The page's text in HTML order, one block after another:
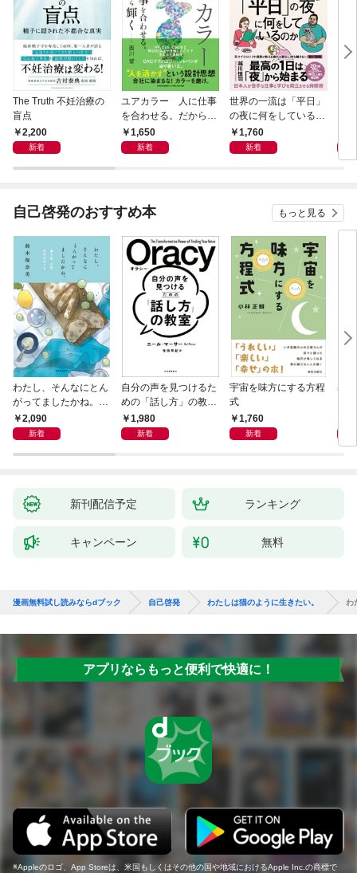
The Truth 不妊治療の
盲点
2,200
新着
ユアカラー 人に仕事
を合わせる。だから輝
く1,650
新着
世界の一流は「平日」
の夜に何をしているの
か1,760
新着
自己啓発のおすすめ本 もっと見る
わたし、そんなにとん
がってましたかね。
獅子座、Ａ型、丙午は
めぐる
2,090
新着
自分の声を見つけるた
めの「話し方」の教
室 Ｏｒａｃｙ（オラ
シー）
1,980
新着
宇宙を味方にする方程
式
1,760
新着
基
新刊配信予定 ランキング
キャンペーン 無料
漫画無料試し読みならdブック 自己啓発 わたしは猫のように生きたい。 わ
アプリならもっと便利で快適に！
Appleのロゴ、App Storeは、米国もしくはその他の国や地域におけるApple Inc.の商標で